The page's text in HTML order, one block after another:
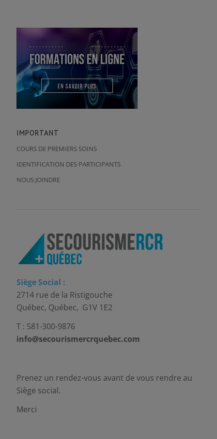
IMPORTANT
COURS DE PREMIERS SOINS
IDENTIFICATION DES PARTICIPANTS
NOUS JOINDRE
Siège Social :
2714 rue de la Ristigouche
Québec, Québec, G1V 1E2
T : 581-300-9876
info@secourismercrquebec.com
Prenez un rendez-vous avant de vous rendre au
Siège social.
Merci